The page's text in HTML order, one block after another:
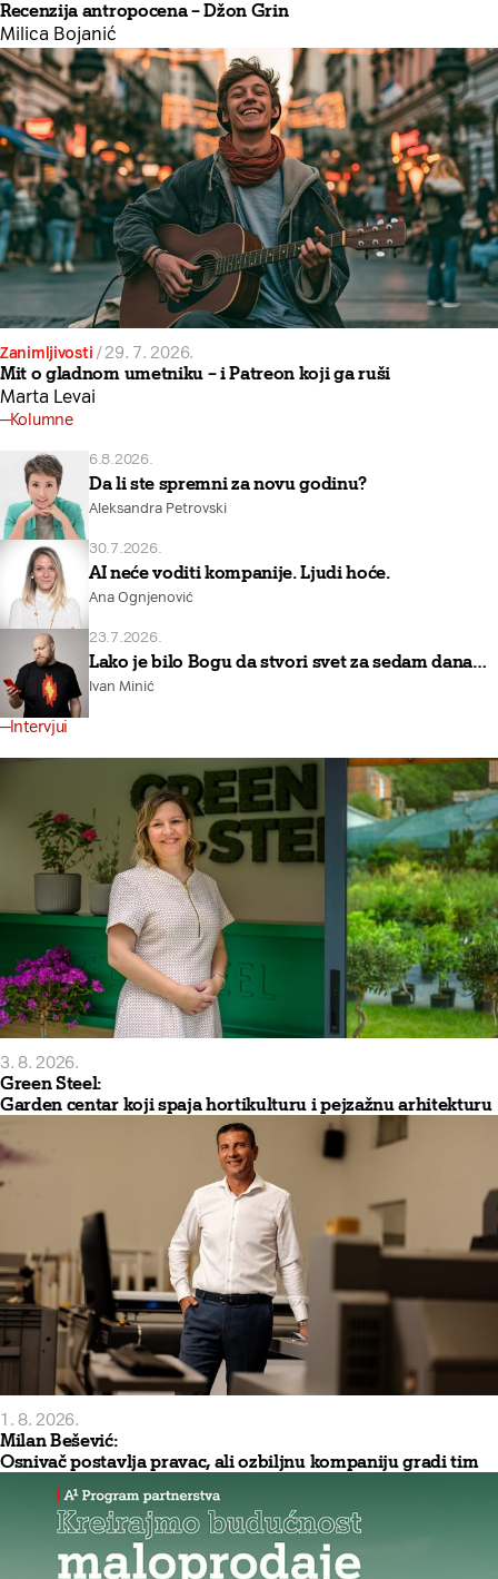
Recenzija antropocena – Džon Grin
Milica Bojanić
Zanimljivosti /29. 7. 2026.
Mit o gladnom umetniku – i Patreon koji ga ruši
Marta Levai
Kolumne
6.8.2026.
Da li ste spremni za novu godinu?
Aleksandra Petrovski
30.7.2026.
AI neće voditi kompanije. Ljudi hoće.
Ana Ognjenović
23.7.2026.
Lako je bilo Bogu da stvori svet za sedam dana…
Ivan Minić
Intervjui
3. 8. 2026.
Green Steel:
Garden centar koji spaja hortikulturu i pejzažnu arhitekturu
1. 8. 2026.
Milan Bešević:
Osnivač postavlja pravac, ali ozbiljnu kompaniju gradi tim